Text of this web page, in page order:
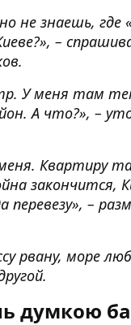
не знаешь, где
–
У меня там
А что?», –
Квартиру
закончится,
перевезу», –
рвану, море
думкою